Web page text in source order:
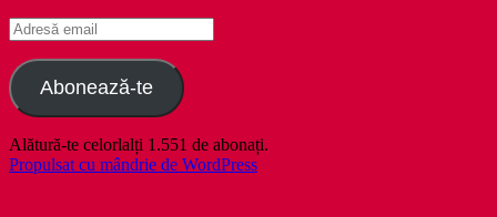
Adresă
email
Abonează-te
Alătură-te celorlalți 1.551 de abonați.
Propulsat cu mândrie de WordPress